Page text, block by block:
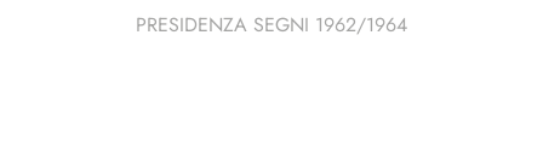
PRESIDENZA SEGNI 1962/1964